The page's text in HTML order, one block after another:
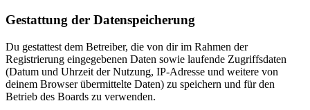
Gestattung der Datenspeicherung
Du gestattest dem Betreiber, die von dir im Rahmen der
Registrierung eingegebenen Daten sowie laufende Zugriffsdaten
(Datum und Uhrzeit der Nutzung, IP-Adresse und weitere von
deinem Browser übermittelte Daten) zu speichern und für den
Betrieb des Boards zu verwenden.